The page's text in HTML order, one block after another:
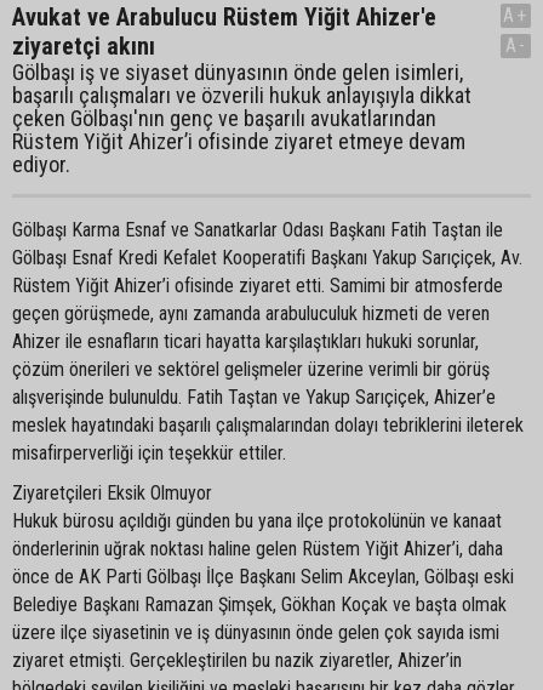
Avukat ve Arabulucu Rüstem Yiğit Ahizer'e
ziyaretçi akını
Gölbaşı iş ve siyaset dünyasının önde gelen isimleri,
başarılı çalışmaları ve özverili hukuk anlayışıyla dikkat
çeken Gölbaşı'nın genç ve başarılı avukatlarından
Rüstem Yiğit Ahizer’i ofisinde ziyaret etmeye devam
ediyor.
A+
A-
Gölbaşı Karma Esnaf ve Sanatkarlar Odası Başkanı Fatih Taştan ile
Gölbaşı Esnaf Kredi Kefalet Kooperatifi Başkanı Yakup Sarıçiçek, Av.
Rüstem Yiğit Ahizer’i ofisinde ziyaret etti. Samimi bir atmosferde
geçen görüşmede, aynı zamanda arabuluculuk hizmeti de veren
Ahizer ile esnafların ticari hayatta karşılaştıkları hukuki sorunlar,
çözüm önerileri ve sektörel gelişmeler üzerine verimli bir görüş
alışverişinde bulunuldu. Fatih Taştan ve Yakup Sarıçiçek, Ahizer’e
meslek hayatındaki başarılı çalışmalarından dolayı tebriklerini ileterek
misafirperverliği için teşekkür ettiler.
Ziyaretçileri Eksik Olmuyor
Hukuk bürosu açıldığı günden bu yana ilçe protokolünün ve kanaat
önderlerinin uğrak noktası haline gelen Rüstem Yiğit Ahizer’i, daha
önce de AK Parti Gölbaşı İlçe Başkanı Selim Akceylan, Gölbaşı eski
Belediye Başkanı Ramazan Şimşek, Gökhan Koçak ve başta olmak
üzere ilçe siyasetinin ve iş dünyasının önde gelen çok sayıda ismi
ziyaret etmişti. Gerçekleştirilen bu nazik ziyaretler, Ahizer’in